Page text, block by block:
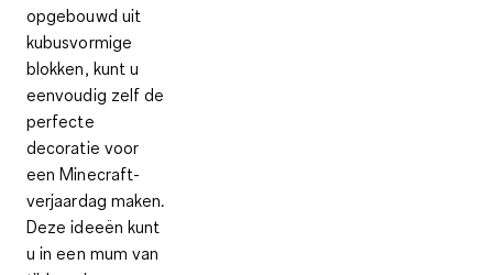
opgebouwd uit
kubusvormige
blokken, kunt u
eenvoudig zelf de
perfecte
decoratie voor
een Minecraft-
verjaardag maken.
Deze ideeën kunt
u in een mum van